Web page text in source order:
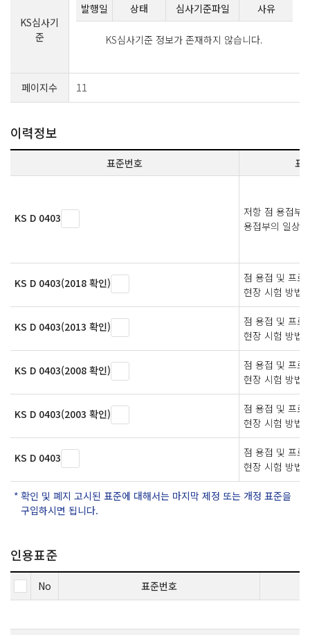
KS심사기
준
발행일 상태 심사기준파일 사유
KS심사기준 정보가 존재하지 않습니다.
페이지수 11
이력정보
표준번호 표
KS D 0403
저항 점 용접부
용접부의 일상
KS D 0403(2018 확인)
점 용접 및 프로
현장 시험 방법
KS D 0403(2013 확인)
점 용접 및 프로
현장 시험 방법
KS D 0403(2008 확인)
점 용접 및 프로
현장 시험 방법
KS D 0403(2003 확인)
점 용접 및 프로
현장 시험 방법
KS D 0403
점 용접 및 프로
현장 시험 방법
확인 및 폐지 고시된 표준에 대해서는 마지막 제정 또는 개정 표준을
구입하시면 됩니다.
인용표준
No 표준번호